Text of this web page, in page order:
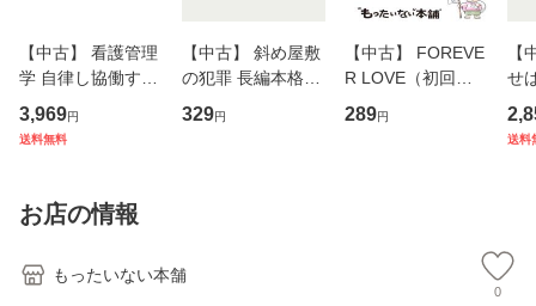
【中古】 看護管理
学 自律し協働する
専門職の看護マネ
ジメントスキル 改
恵 藤本幸三 / 南江
堂 [単行
3,969円
送料無料
【中古】 斜め屋敷
の犯罪 長編本格推
理小説 (光文社文
庫) / 島田荘司 / 光
329円
【中古】 FOREVE
R LOVE（初回生
産限定盤） / 清水
翔太×加藤ミリヤ /
289円
【
せ
タ
送料
お店の情報
もったいない本舗
0